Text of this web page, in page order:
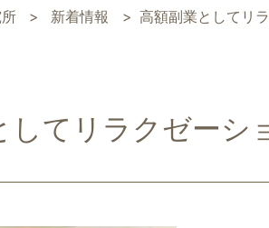
新着情報 高額副業としてリ
してリラクゼーシ